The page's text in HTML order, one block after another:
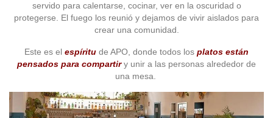
servido para calentarse, cocinar, ver en la oscuridad o
protegerse. El fuego los reunió y dejamos de vivir aislados para
crear una comunidad.
Este es el espíritu de APO, donde todos los platos están
pensados para compartiry unir a las personas alrededor de
una mesa.